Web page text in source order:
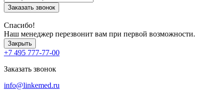
Заказать звонок
Спасибо!
Наш менеджер перезвонит вам при первой возможности.
Закрыть
+7 495 777-77-00
Заказать звонок
info@linkemed.ru